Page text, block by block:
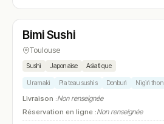
N° 20
Bimi Sushi
Toulouse
Sushi Japonaise Asiatique
Uramaki Plateau sushis Donburi Nigiri thon
Livraison :Non renseignée
Réservation en ligne :Non renseignée